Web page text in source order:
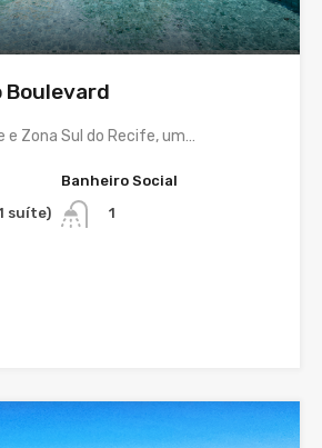
Boulevard
e Zona Sul do Recife, um…
suíte)
Banheiro Social
1